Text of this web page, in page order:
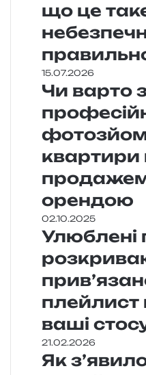
що це
15.07.2026
Чи варто
квартири
орендою
02.10.2025
Улюблені
плейлист
ваші
21.02.2026
Як